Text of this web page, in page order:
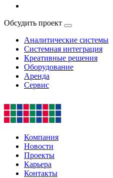
Обсудить проект
Аналитические системы
Системная интеграция
Креативные решения
Оборудование
Аренда
Сервис
Компания
Новости
Проекты
Карьера
Контакты